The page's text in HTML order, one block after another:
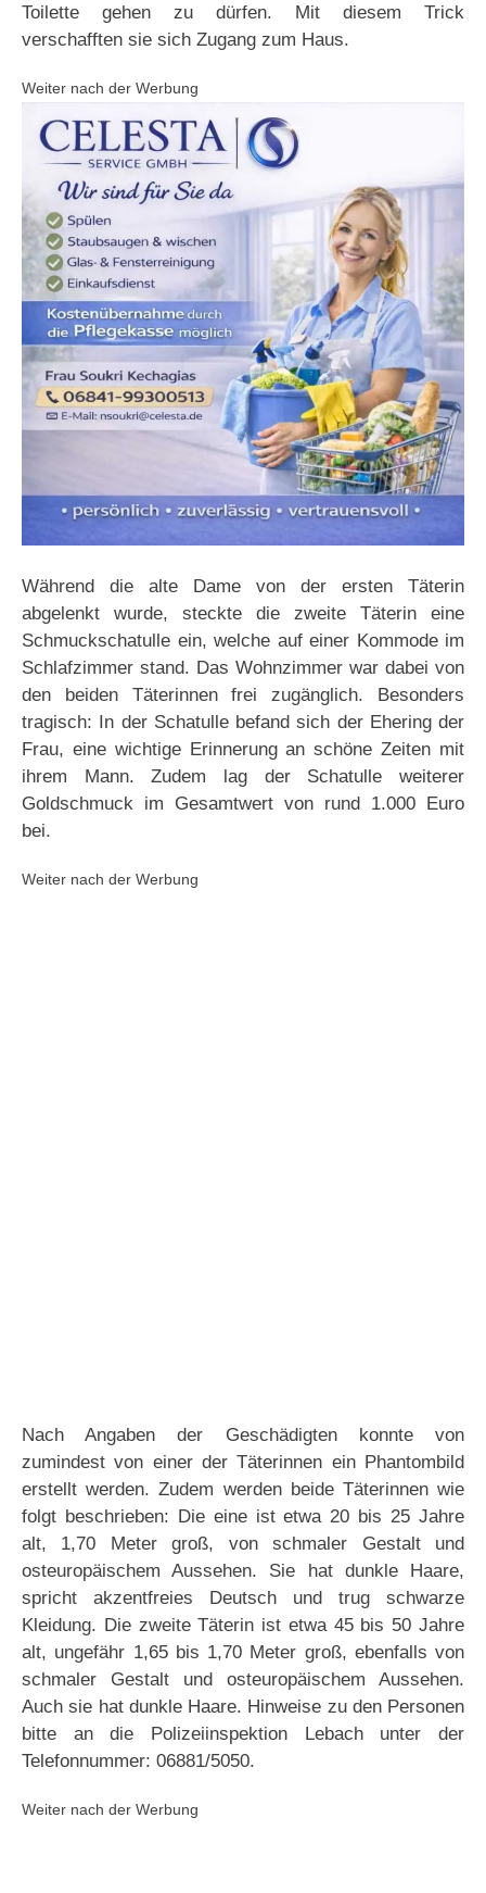
Toilette gehen zu dürfen. Mit diesem Trick
verschafften sie sich Zugang zum Haus.
Weiter nach der Werbung
Während die alte Dame von der ersten Täterin
abgelenkt wurde, steckte die zweite Täterin eine
Schmuckschatulle ein, welche auf einer Kommode im
Schlafzimmer stand. Das Wohnzimmer war dabei von
den beiden Täterinnen frei zugänglich. Besonders
tragisch: In der Schatulle befand sich der Ehering der
Frau, eine wichtige Erinnerung an schöne Zeiten mit
ihrem Mann. Zudem lag der Schatulle weiterer
Goldschmuck im Gesamtwert von rund 1.000 Euro
bei.
Weiter nach der Werbung
Nach Angaben der Geschädigten konnte von
zumindest von einer der Täterinnen ein Phantombild
erstellt werden. Zudem werden beide Täterinnen wie
folgt beschrieben: Die eine ist etwa 20 bis 25 Jahre
alt, 1,70 Meter groß, von schmaler Gestalt und
osteuropäischem Aussehen. Sie hat dunkle Haare,
spricht akzentfreies Deutsch und trug schwarze
Kleidung. Die zweite Täterin ist etwa 45 bis 50 Jahre
alt, ungefähr 1,65 bis 1,70 Meter groß, ebenfalls von
schmaler Gestalt und osteuropäischem Aussehen.
Auch sie hat dunkle Haare. Hinweise zu den Personen
bitte an die Polizeiinspektion Lebach unter der
Telefonnummer: 06881/5050.
Weiter nach der Werbung